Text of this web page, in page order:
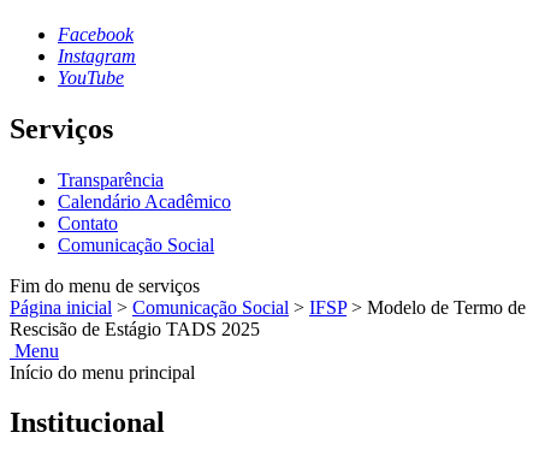
Facebook
Instagram
YouTube
Serviços
Transparência
Calendário Acadêmico
Contato
Comunicação Social
Fim do menu de serviços
Página inicial > Comunicação Social > IFSP > Modelo de Termo de
Rescisão de Estágio TADS 2025
Menu
Início do menu principal
Institucional